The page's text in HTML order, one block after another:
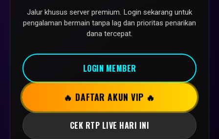
Jalur khusus server premium. Login sekarang untuk
pengalaman bermain tanpa lag dan prioritas penarikan
dana tercepat.
LOGIN MEMBER
🔥 DAFTAR AKUN VIP 🔥
CEK RTP LIVE HARI INI